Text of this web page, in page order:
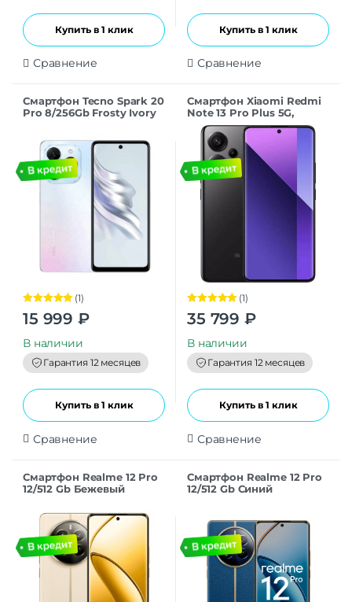
Купить в 1 клик
Сравнение
Купить в 1 клик
Сравнение
Смартфон Tecno Spark 20
Pro 8/256Gb Frosty Ivory
Оценка5.00
из 5
(1)
15 999 ₽
В наличии
Гарантия 12 месяцев
Купить в 1 клик
Сравнение
Смартфон Xiaomi Redmi
Note 13 Pro Plus 5G,
8/256Gb Global, Midnight
Black
Оценка5.00
из 5
(1)
35 799 ₽
В наличии
Гарантия 12 месяцев
Купить в 1 клик
Сравнение
Смартфон Realme 12 Pro
12/512 Gb Бежевый
Смартфон Realme 12 Pro
12/512 Gb Синий